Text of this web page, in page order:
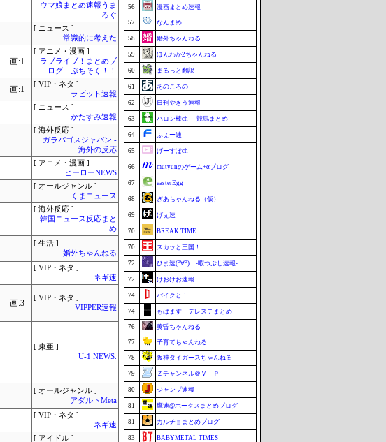
ウマ娘まとめ速報うま
ろぐ
[ ニュース ]
常識的に考えた
画:1
[ アニメ・漫画 ]
ラブライブ！まとめブ
ログ ぷちそく！！
画:1
[ VIP・ネタ ]
ラビット速報
[ ニュース ]
かたすみ速報
[ 海外反応 ]
ガラパゴスジャパン -
海外の反応
[ アニメ・漫画 ]
ヒーローNEWS
[ オールジャンル ]
くまニュース
[ 海外反応 ]
韓国ニュース反応まと
め
[ 生活 ]
婚外ちゃんねる
[ VIP・ネタ ]
ネギ速
画:3
[ VIP・ネタ ]
VIPPER速報
[ 東亜 ]
U-1 NEWS.
[ オールジャンル ]
アダルトMeta
[ VIP・ネタ ]
ネギ速
[ アイドル ]
56 漫画まとめ速報
57 なんまめ
58 婚外ちゃんねる
59 ほんわか2ちゃんねる
60 まるっと翻訳
61 あのころの
62 日刊やきう速報
63 ハロン棒ch -競馬まとめ-
64 ふぇー速
65 げーすぽch
66 mutyunのゲーム+αブログ
67 easterEgg
68 ぎあちゃんねる（仮）
69 げぇ速
70 BREAK TIME
70 スカッと王国！
72 ひま速(°∀°) -暇つぶし速報-
72 けおけお速報
74 バイクと！
74 もばます｜デレステまとめ
76 黄昏ちゃんねる
77 子育てちゃんねる
78 阪神タイガースちゃんねる
79 Ｚチャンネル＠ＶＩＰ
80 ジャンプ速報
81 鷹速@ホークスまとめブログ
81 カルチョまとめブログ
83 BABYMETAL TIMES